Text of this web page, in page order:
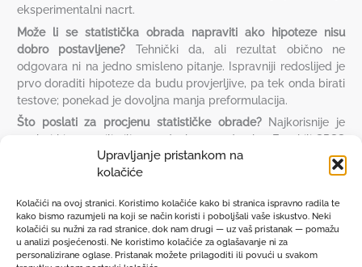
Upravljanje pristankom na
kolačiće
Kolačići na ovoj stranici. Koristimo kolačiće kako bi stranica ispravno radila te
kako bismo razumjeli na koji se način koristi i poboljšali vaše iskustvo. Neki
kolačići su nužni za rad stranice, dok nam drugi — uz vaš pristanak — pomažu
u analizi posjećenosti. Ne koristimo kolačiće za oglašavanje ni za
personalizirane oglase. Pristanak možete prilagoditi ili povući u svakom
eksperimentalni nacrt.
Može li se statistička obrada napraviti ako hipoteze nisu
dobro postavljene? Tehnički da, ali rezultat obično ne
odgovara ni na jedno smisleno pitanje. Ispravniji redoslijed je
prvo doraditi hipoteze da budu provjerljive, pa tek onda birati
testove; ponekad je dovoljna manja preformulacija.
Što poslati za procjenu statističke obrade?Najkorisnije je
poslati hipoteze ili ciljeve rada, bazu podataka (Excel ili SPSS
format) i upute fakulteta ako postoje. Na temelju toga može
se procijeniti koji testovi odgovaraju i koliko posla obrada
Politika privatnosti